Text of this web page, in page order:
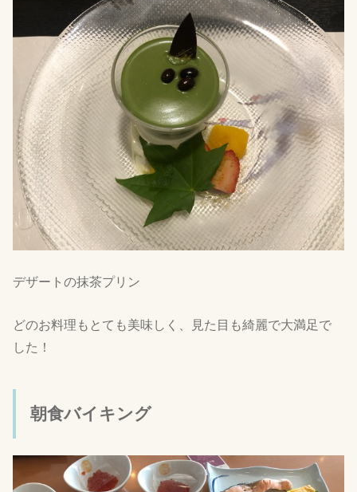
デザートの抹茶プリン
どのお料理もとても美味しく、見た目も綺麗で大満足で
した！
朝食バイキング